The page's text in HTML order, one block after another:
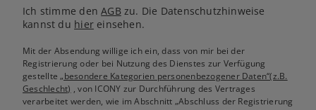
Ich stimme denAGB zu. Die Datenschutzhinweise
kannst du hiereinsehen.
Mit der Absendung willige ich ein, dass von mir bei der
Registrierung oder bei Nutzung des Dienstes zur Verfügung
gestellte„besondere Kategorien personenbezogener Daten“(z.B.
Geschlecht) , von ICONY zur Durchführung des Vertrages
verarbeitet werden, wie im Abschnitt „Abschluss der Registrierung